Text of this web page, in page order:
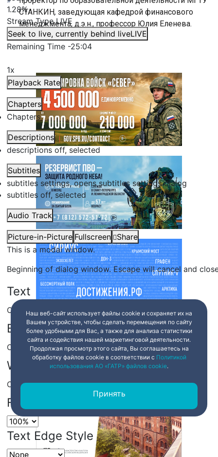
1.28%
Stream TypeLIVE
Seek to live, currently behind liveLIVE
Remaining Time -25:04
1x
Playback Rate
Chapters
Chapters
Descriptions
descriptions off, selected
Subtitles
subtitles settings, opens subtitles settings dialog
subtitles off, selected
Audio Track
Picture-in-Picture Fullscreen
Share
This is a modal window.
Beginning of dialog window. Escape will cancel and
Text
Color Transparency
Background
Color Transparency
Window
Color Transparency
Font Size
Text Edge Style
СТАНКИН, заведующая кафедрой финансового
менеджмента, д.э.н., профессор Юлия Еленева.
Наш веб-сайт использует файлы cookie и сохраняет их на
Вашем устройстве, чтобы сделать перемещения по сайту
более удобными для Вас, а также для анализа статистики
сайта и содействия нашей маркетинговой деятельности.
Продолжая просмотр этого сайта, Вы соглашаетесь на
обработку файлов cookie в соответствии с Политикой
использования АО «ГАТР» файлов cookie.
Принять